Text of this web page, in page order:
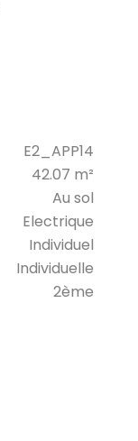
E2_APP14
42.07 m²
Au sol
Electrique
Individuel
Individuelle
2ème